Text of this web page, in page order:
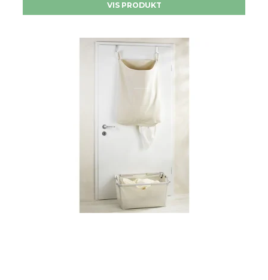
VIS PRODUKT